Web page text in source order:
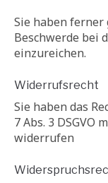
Sie haben ferner
Beschwerde bei
einzureichen.
Widerrufsrecht
Sie haben das
7 Abs. 3
widerrufen